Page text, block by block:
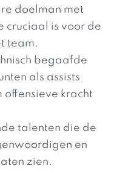
doelman met
cruciaal is voor de
team.
begaafde
als assists
offensieve kracht
talenten die de
en
zien.